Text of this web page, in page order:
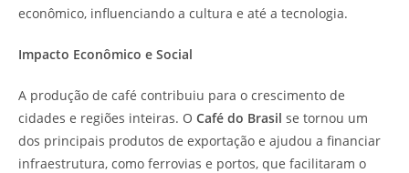
econômico, influenciando a cultura e até a tecnologia.
Impacto Econômico e Social
A produção de café contribuiu para o crescimento de
cidades e regiões inteiras. O Café do Brasil se tornou um
dos principais produtos de exportação e ajudou a financiar
infraestrutura, como ferrovias e portos, que facilitaram o